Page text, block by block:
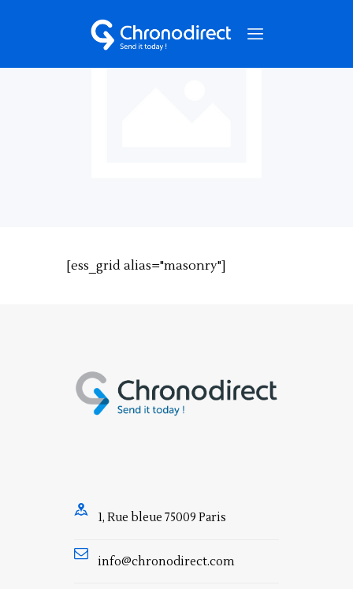
[ess_grid alias="masonry"]
1, Rue bleue 75009 Paris
info@chronodirect.com